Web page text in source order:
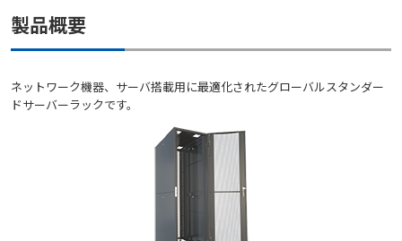
製品概要
ネットワーク機器、サーバ搭載用に最適化されたグローバルスタンダー
ドサーバーラックです。